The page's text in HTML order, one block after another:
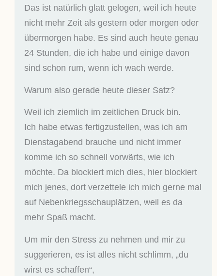
Das ist natürlich glatt gelogen, weil ich heute
nicht mehr Zeit als gestern oder morgen oder
übermorgen habe. Es sind auch heute genau
24 Stunden, die ich habe und einige davon
sind schon rum, wenn ich wach werde.
Warum also gerade heute dieser Satz?
Weil ich ziemlich im zeitlichen Druck bin.
Ich habe etwas fertigzustellen, was ich am
Dienstagabend brauche und nicht immer
komme ich so schnell vorwärts, wie ich
möchte. Da blockiert mich dies, hier blockiert
mich jenes, dort verzettele ich mich gerne mal
auf Nebenkriegsschauplätzen, weil es da
mehr Spaß macht.
Um mir den Stress zu nehmen und mir zu
suggerieren, es ist alles nicht schlimm, „du
wirst es schaffen“,